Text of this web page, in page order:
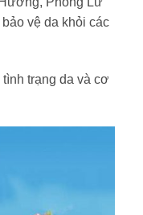
vệ da khỏi các
trạng da và cơ